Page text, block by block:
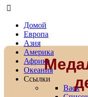
Домой
Европа
Азия
Америка
Африка
Океания
Ссылки
Back